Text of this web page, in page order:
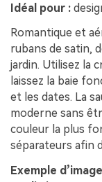
Idéal pour :
Romantique et
rubans de satin,
jardin. Utilisez la
laissez la baie
et les dates. La
moderne sans
couleur la plus
séparateurs afin
Exemple